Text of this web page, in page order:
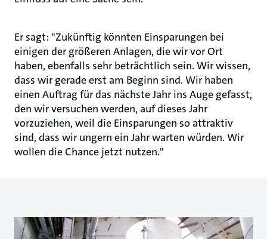
Er sagt: "Zukünftig könnten Einsparungen bei
einigen der größeren Anlagen, die wir vor Ort
haben, ebenfalls sehr beträchtlich sein. Wir wissen,
dass wir gerade erst am Beginn sind. Wir haben
einen Auftrag für das nächste Jahr ins Auge gefasst,
den wir versuchen werden, auf dieses Jahr
vorzuziehen, weil die Einsparungen so attraktiv
sind, dass wir ungern ein Jahr warten würden. Wir
wollen die Chance jetzt nutzen."